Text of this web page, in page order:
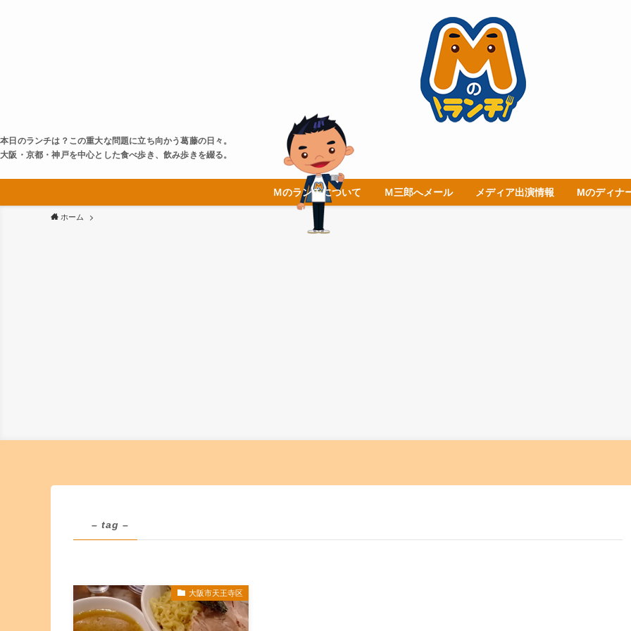
本日のランチは？この重大な問題に立ち向かう葛藤の日々。
大阪・京都・神戸を中心とした食べ歩き、飲み歩きを綴る。
Ｍのランチについて Ｍ三郎へメール メディア出演情報 Mのディナ
ホーム
– tag –
大阪市天王寺区